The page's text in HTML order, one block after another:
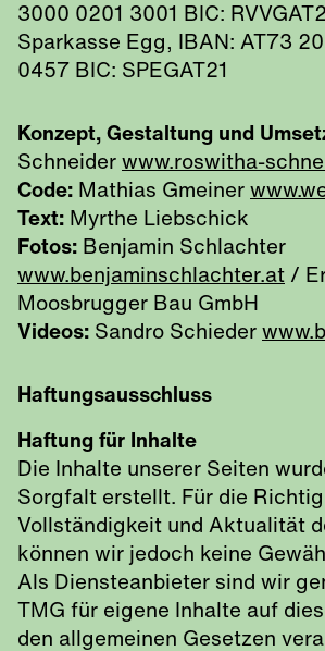
3000 0201 3001 BIC:
Sparkasse Egg, IBAN: AT73
0457 BIC: SPEGAT21
Konzept, Gestaltung und
Schneider www.roswitha-
Code: Mathias Gmeiner
Text: Myrthe Liebschick
Fotos: Benjamin Schlachter
www.benjaminschlachter.at /
Moosbrugger Bau GmbH
Videos: Sandro Schieder
Haftungsausschluss
Haftung für Inhalte
Die Inhalte unserer Seiten
Sorgfalt erstellt. Für die
Vollständigkeit und Aktualität
können wir jedoch keine
Als Diensteanbieter sind wir
TMG für eigene Inhalte auf
den allgemeinen Gesetzen